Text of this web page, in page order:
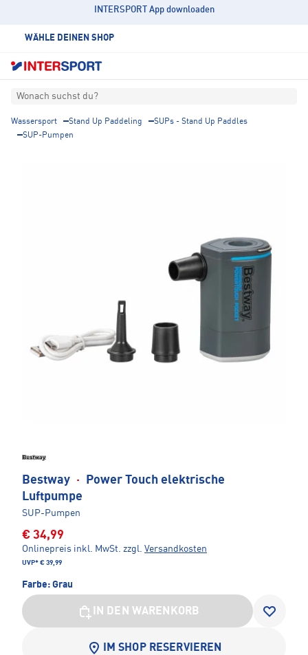
INTERSPORT App downloaden
WÄHLE DEINEN SHOP
Wonach suchst du?
Wassersport Stand Up Paddeling
SUPs - Stand Up Paddles
SUP-Pumpen
Bestway ·
Power Touch elektrische
Luftpumpe
SUP-Pumpen
€ 34,99
Onlinepreis inkl. MwSt. zzgl. Versandkosten
UVP* € 39,99
Farbe: Grau
IN DEN WARENKORB
IM SHOP RESERVIEREN